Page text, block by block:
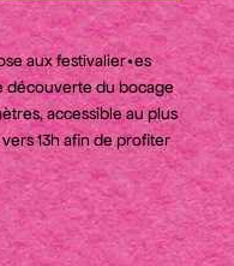
aux festivalier•es
découverte du bocage
accessible au plus
13h afin de profiter